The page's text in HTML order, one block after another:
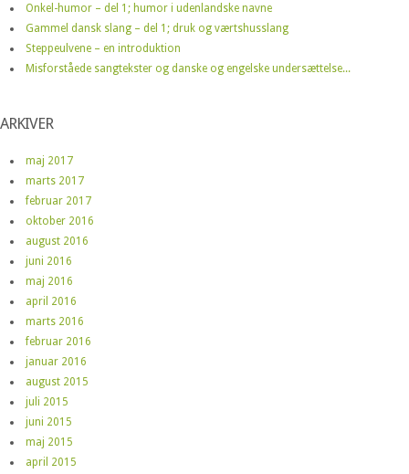
Onkel-humor – del 1; humor i udenlandske navne
Gammel dansk slang – del 1; druk og værtshusslang
Steppeulvene – en introduktion
Misforståede sangtekster og danske og engelske undersættelse...
ARKIVER
maj 2017
marts 2017
februar 2017
oktober 2016
august 2016
juni 2016
maj 2016
april 2016
marts 2016
februar 2016
januar 2016
august 2015
juli 2015
juni 2015
maj 2015
april 2015